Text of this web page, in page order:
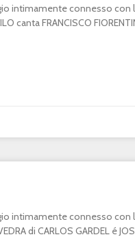
intimamente connesso con
canta FRANCISCO
intimamente connesso con
di CARLOS GARDEL é